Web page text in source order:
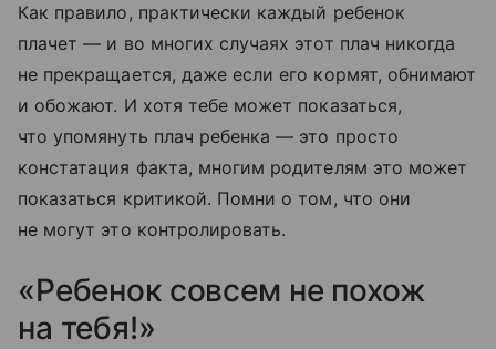
Как правило, практически каждый ребенок
плачет — и во многих случаях этот плач никогда
не прекращается, даже если его кормят, обнимают
и обожают. И хотя тебе может показаться,
что упомянуть плач ребенка — это просто
констатация факта, многим родителям это может
показаться критикой. Помни о том, что они
не могут это контролировать.
«Ребенок совсем не похож
на тебя!»